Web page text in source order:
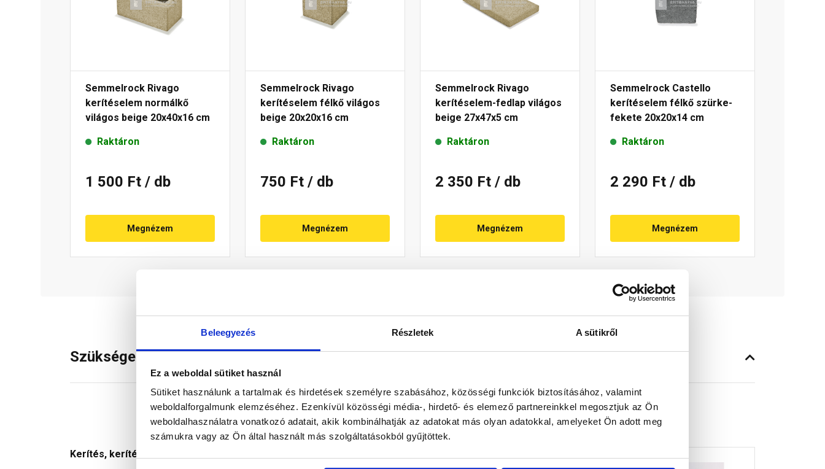
Beleegyezés Részletek A sütikről
Ez a weboldal sütiket használ
Sütiket használunk a tartalmak és hirdetések személyre szabásához, közösségi funkciók biztosításához, valamint
weboldalforgalmunk elemzéséhez. Ezenkívül közösségi média-, hirdető- és elemező partnereinkkel megosztjuk az Ön
weboldalhasználatra vonatkozó adatait, akik kombinálhatják az adatokat más olyan adatokkal, amelyeket Ön adott meg
számukra vagy az Ön által használt más szolgáltatásokból gyűjtöttek.
Semmelrock Rivago
kerítéselem normálkő
világos beige 20x40x16 cm
Raktáron
1 500 Ft / db
Megnézem
Semmelrock Rivago
kerítéselem félkő világos
beige 20x20x16 cm
Raktáron
750 Ft / db
Megnézem
Semmelrock Rivago
kerítéselem-fedlap világos
beige 27x47x5 cm
Raktáron
2 350 Ft / db
Megnézem
Semmelrock Castello
kerítéselem félkő szürke-
fekete 20x20x14 cm
Raktáron
2 290 Ft / db
Megnézem
Szükséged lehet rá
Kerítés, kerítésrendszer